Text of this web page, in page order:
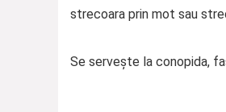
strecoara prin mot sau
Se servește la conopida,